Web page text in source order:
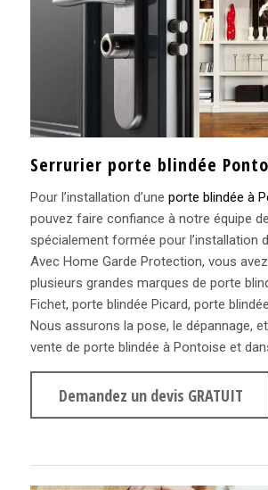
Serrurier porte blindée
Pour l’installation d’une porte blindée à
pouvez faire confiance à notre équipe
spécialement formée pour l’installation
Avec Home Garde Protection, vous
plusieurs grandes marques de porte
Fichet, porte blindée Picard, porte
Nous assurons la pose, le dépannage,
vente de porte blindée à Pontoise et
Demandez un devis GRATUIT